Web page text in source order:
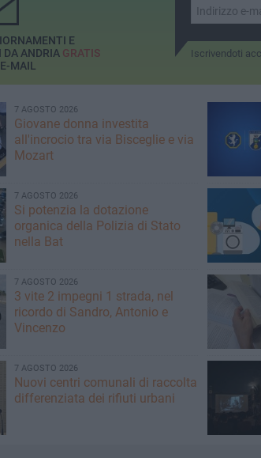
l'evento
Iscrivendoti
E
DA ANDRIA GRATIS
MAIL
7 AGOSTO 2026
Giovane donna investita
all'incrocio tra via Bisceglie e via
Mozart
7 AGOSTO 2026
Si potenzia la dotazione
organica della Polizia di Stato
nella Bat
7 AGOSTO 2026
3 vite 2 impegni 1 strada, nel
ricordo di Sandro, Antonio e
Vincenzo
7 AGOSTO 2026
Nuovi centri comunali di raccolta
differenziata dei rifiuti urbani